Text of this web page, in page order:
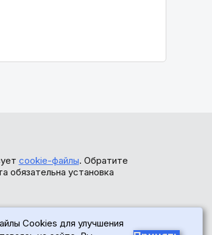
cookie-файлы. Обратите
обязательна установка
Cookies для улучшения